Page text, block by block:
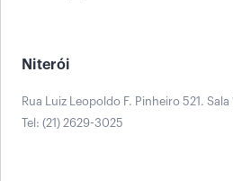
Niterói
Rua Luiz Leopoldo F. Pinheiro 521. Sala
Tel: (21) 2629-3025